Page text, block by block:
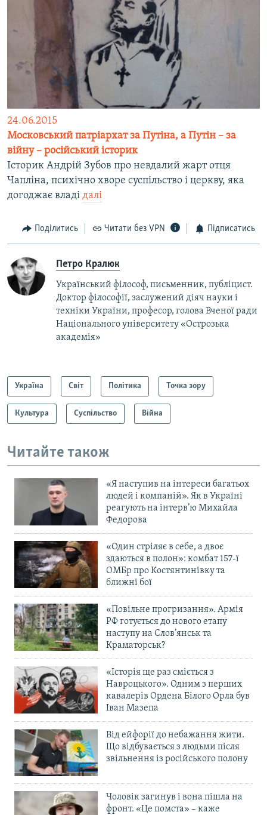
24.06.2015
Московський патріархат за Путіна, а Путін – за
війну – російський історик
Історик Андрій Зубов про невдалий жарт отця
Чапліна, психічно хворе суспільство і церкву, яка
догоджає владі далі
Поділитись Читати без VPN Підписатись
Петро Кралюк
Український філософ, письменник, публіцист.
Доктор філософії, заслужений діяч науки і
техніки України, професор,​ голова Вченої ради
Національного університету «Острозька
академія»
Україна Світ Політика Точка зору
Культура Суспільство Війна
Читайте також
«Я наступив на інтереси багатьох
людей і компаній». Як в Україні
реагують на інтерв’ю Михайла
Федорова
«Один стріляє в себе, а двоє
здаються в полон»: комбат 157-ї
ОМБр про Костянтинівку та
ближні бої
«Повільне прогризання». Армія
РФ готується до нового етапу
наступу на Слов’янськ та
Краматорськ?
«Історія ще раз сміється з
Навроцького». Одним з перших
кавалерів Ордена Білого Орла був
Іван Мазепа
Від ейфорії до небажання жити.
Що відбувається з людьми після
звільнення із російського полону
Чоловік загинув і вона пішла на
фронт. «Це помста» – каже